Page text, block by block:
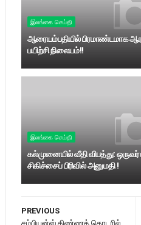
இலங்கை செய்தி
ஆரையம்பதியில் பிரமாண்டமாக
பயிற்சி நிலையம்!!
இலங்கை செய்தி
கல்முனையில் வீதி விபத்து:
சிகிச்சைப் பிரிவில் அனுமதி !
PREVIOUS
சம்பியன்ஸ் கிண்ணத் தொடரில்